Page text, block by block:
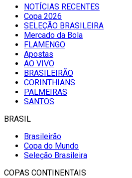
NOTÍCIAS RECENTES
Copa 2026
SELEÇÃO BRASILEIRA
Mercado da Bola
FLAMENGO
Apostas
AO VIVO
BRASILEIRÃO
CORINTHIANS
PALMEIRAS
SANTOS
BRASIL
Brasileirão
Copa do Mundo
Seleção Brasileira
COPAS CONTINENTAIS